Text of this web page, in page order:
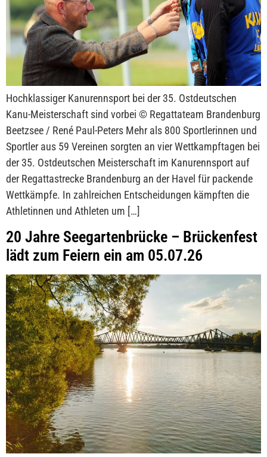
Hochklassiger Kanurennsport bei der 35. Ostdeutschen
Kanu-Meisterschaft sind vorbei © Regattateam Brandenburg
Beetzsee / René Paul-Peters Mehr als 800 Sportlerinnen und
Sportler aus 59 Vereinen sorgten an vier Wettkampftagen bei
der 35. Ostdeutschen Meisterschaft im Kanurennsport auf
der Regattastrecke Brandenburg an der Havel für packende
Wettkämpfe. In zahlreichen Entscheidungen kämpften die
Athletinnen und Athleten um […]
20 Jahre Seegartenbrücke – Brückenfest
lädt zum Feiern ein am 05.07.26